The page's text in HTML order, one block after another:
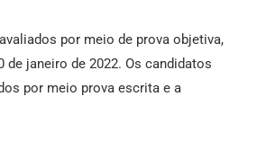
por meio de prova objetiva,
de janeiro de 2022. Os candidatos
por meio prova escrita e a